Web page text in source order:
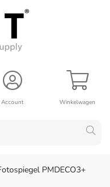
Winkelwagen
Account
PMDECO3+